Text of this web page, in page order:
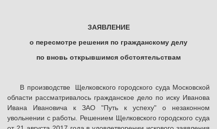
ЗАЯВЛЕНИЕ
о пересмотре решения по гражданскому делу
по вновь открывшимся обстоятельствам
В производстве Щелковского городского суда Московской
области рассматривалось гражданское дело по иску Иванова
Ивана Ивановича к ЗАО "Путь к успеху" о незаконном
увольнении с работы. Решением Щелковского городского суда